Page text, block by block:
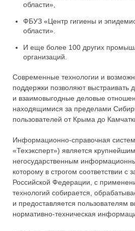
области»,
ФБУЗ «Центр гигиены и
области».
И еще более 100 других
организаций.
Современные технологии и
поддержки позволяют выстраивать
и взаимовыгодные деловые
находящимися за пределами
пользователей от Крыма до
Информационно-справочная
«Техэксперт») является
негосударственным
которому в строгом соответствии с
Российской Федерации, с
технологий собирается,
и предоставляется пользователям
нормативно-техническая